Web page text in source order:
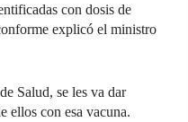
con dosis de
explicó el ministro
Salud, se les va dar
ellos con esa vacuna.